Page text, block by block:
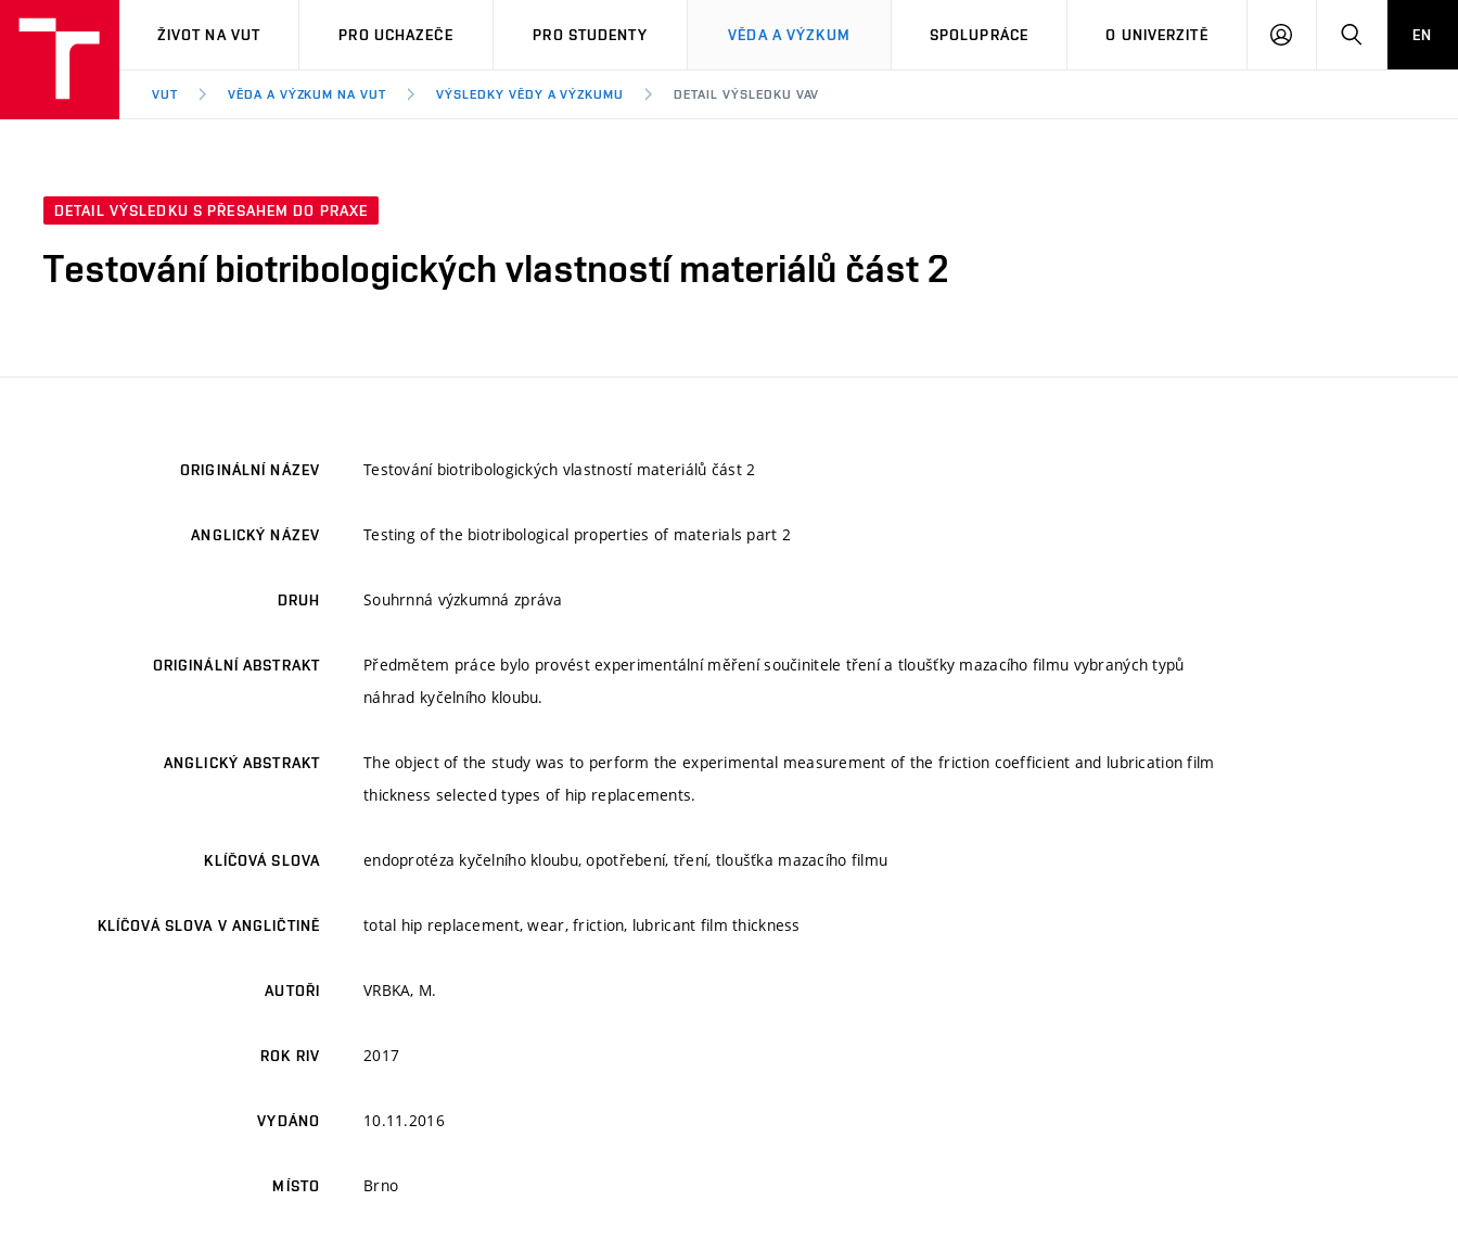
VUT
ŽIVOT NA VUT PRO UCHAZEČE PRO STUDENTY VĚDA A VÝZKUM SPOLUPRÁCE O UNIVERZITĚ
PŘIHLÁSIT HLEDATEN
VUT VĚDA A VÝZKUM NA VUT VÝSLEDKY VĚDY A VÝZKUMU DETAIL VÝSLEDKU VAV
DETAIL VÝSLEDKU S PŘESAHEM DO PRAXE
Testování biotribologických vlastností materiálů část 2
ORIGINÁLNÍ NÁZEV Testování biotribologických vlastností materiálů část 2
ANGLICKÝ NÁZEV Testing of the biotribological properties of materials part 2
DRUH Souhrnná výzkumná zpráva
ORIGINÁLNÍ ABSTRAKT
Předmětem práce bylo provést experimentální měření součinitele tření a tloušťky mazacího filmu vybraných typů
náhrad kyčelního kloubu.
ANGLICKÝ ABSTRAKT
The object of the study was to perform the experimental measurement of the friction coefficient and lubrication film
thickness selected types of hip replacements.
KLÍČOVÁ SLOVA endoprotéza kyčelního kloubu, opotřebení, tření, tloušťka mazacího filmu
KLÍČOVÁ SLOVA V ANGLIČTINĚ total hip replacement, wear, friction, lubricant film thickness
AUTOŘI VRBKA, M.
ROK RIV 2017
VYDÁNO 10.11.2016
MÍSTO Brno